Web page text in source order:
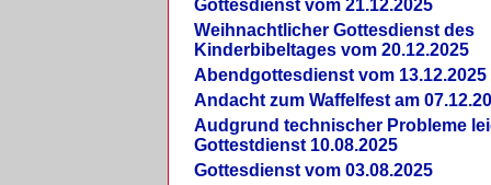
Gottesdienst vom 21.12.2025
Weihnachtlicher Gottesdienst des
Kinderbibeltages vom 20.12.2025
Abendgottesdienst vom 13.12.2025
Andacht zum Waffelfest am
Audgrund technischer Probleme
Gottestdienst 10.08.2025
Gottesdienst vom 03.08.2025